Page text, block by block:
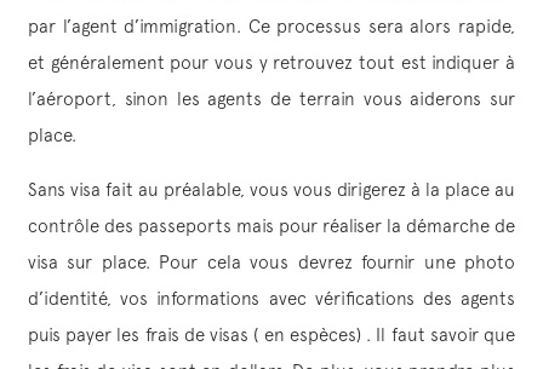
par l’agent d’immigration. Ce processus sera alors rapide,
et généralement pour vous y retrouvez tout est indiquer à
l’aéroport, sinon les agents de terrain vous aiderons sur
place.
Sans visa fait au préalable, vous vous dirigerez à la place au
contrôle des passeports mais pour réaliser la démarche de
visa sur place. Pour cela vous devrez fournir une photo
d’identité, vos informations avec vérifications des agents
puis payer les frais de visas ( en espèces) . Il faut savoir que